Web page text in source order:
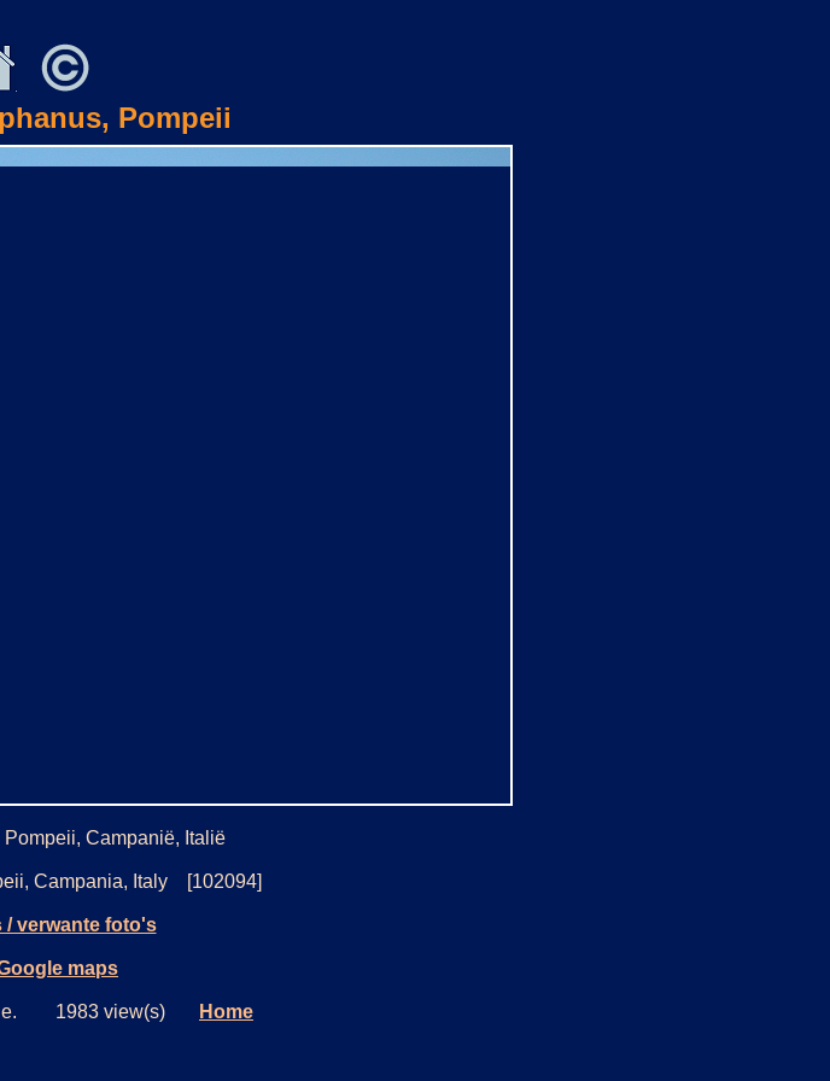
Pompeii
Campanië, Italië
Campania, Italy [102094]
verwante foto's
maps
1983 view(s) Home